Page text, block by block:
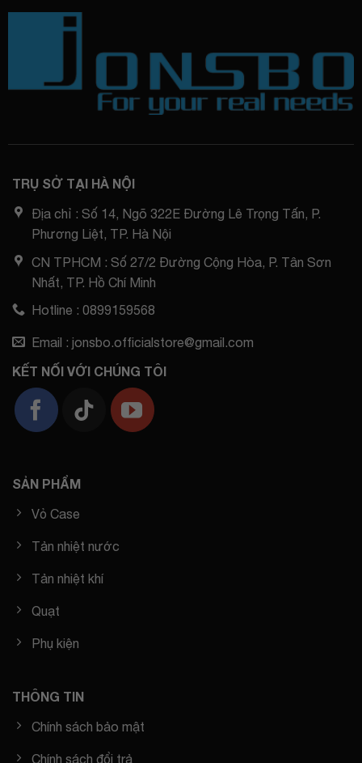
TRỤ SỞ TẠI HÀ NỘI
Địa chỉ : Số 14, Ngõ 322E Đường Lê Trọng Tấn, P.
Phương Liệt, TP. Hà Nội
CN TPHCM : Số 27/2 Đường Cộng Hòa, P. Tân Sơn
Nhất, TP. Hồ Chí Minh
Hotline : 0899159568
Email : jonsbo.officialstore@gmail.com
KẾT NỐI VỚI CHÚNG TÔI
SẢN PHẨM
Vỏ Case
Tản nhiệt nước
Tản nhiệt khí
Quạt
Phụ kiện
THÔNG TIN
Chính sách bảo mật
Chính sách đổi trả